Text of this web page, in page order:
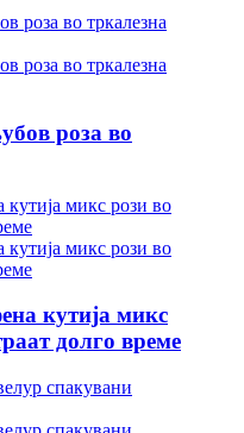
роза во
кутија микс
долго време